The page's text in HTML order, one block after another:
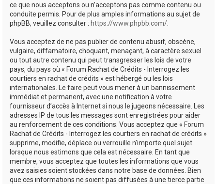
ce que nous acceptons ou n’acceptons pas comme contenu ou
conduite permis. Pour de plus amples informations au sujet de
phpBB, veuillez consulter : https://www.phpbb.com/
Vous acceptez de ne pas publier de contenu abusif, obscène,
vulgaire, diffamatoire, choquant, menaçant, à caractère sexuel
ou tout autre contenu qui peut transgresser les lois de votre
pays, du pays où « Forum Rachat de Crédits - Interrogez les
courtiers en rachat de crédits » est hébergé ou les lois
internationales. Le faire peut vous mener à un bannissement
immédiat et permanent, avec une notification à votre
fournisseur d’accès à Internet si nous le jugeons nécessaire. Les
adresses IP de tous les messages sont enregistrées pour aider
au renforcement de ces conditions. Vous acceptez que « Forum
Rachat de Crédits - Interrogez les courtiers en rachat de crédits »
supprime, modifie, déplace ou verrouille n’importe quel sujet
lorsque nous estimons que cela est nécessaire. En tant que
membre, vous acceptez que toutes les informations que vous
avez saisies soient stockées dans notre base de données. Bien
que ces informations ne soient pas diffusées à une tierce partie